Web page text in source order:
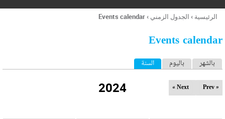
ر
ل
ح
أنت
هنا
الرئيسية › الجدول الزمني ›
Events calendar
Events calendar
ا
ل
ب
بالشهر باليوم السنة (علامة التبويب النشطة)
2024 « Prev
Next »